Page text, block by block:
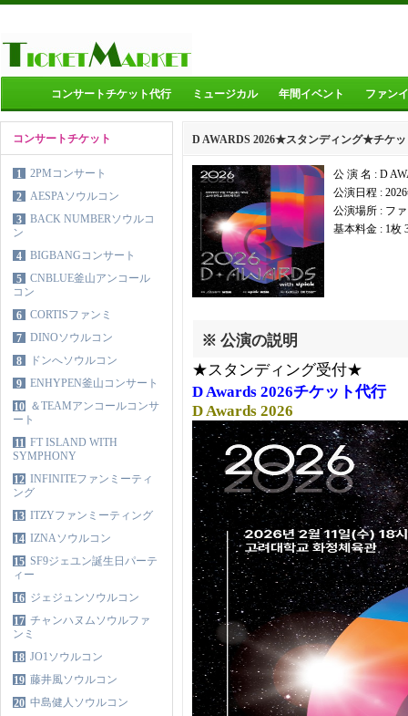
コンサートチケット代行 ミュージカル 年間イベント ファン
コンサートチケット
1
2PMコンサート
2
AESPAソウルコン
3
BACK NUMBERソウルコ
ン
4
BIGBANGコンサート
5
CNBLUE釜山アンコール
コン
6
CORTISファンミ
7
DINOソウルコン
8
ドンへソウルコン
9
ENHYPEN釜山コンサート
10 ＆TEAMアンコールコンサ
ート
11 FT ISLAND WITH
SYMPHONY
12 INFINITEファンミーティ
ング
13 ITZYファンミーティング
14 IZNAソウルコン
15 SF9ジェユン誕生日パーテ
ィー
16 ジェジュンソウルコン
17 チャンハヌムソウルファ
ンミ
18 JO1ソウルコン
19 藤井風ソウルコン
20 中島健人ソウルコン
D AWARDS 2026★スタンディング★チケ
公 演 名 : D
公演日程 :
公演場所 : フ
基本料金 : 1枚
※ 公演の説明
★スタンディング受付★
D Awards 2026チケット代行
D Awards 2026